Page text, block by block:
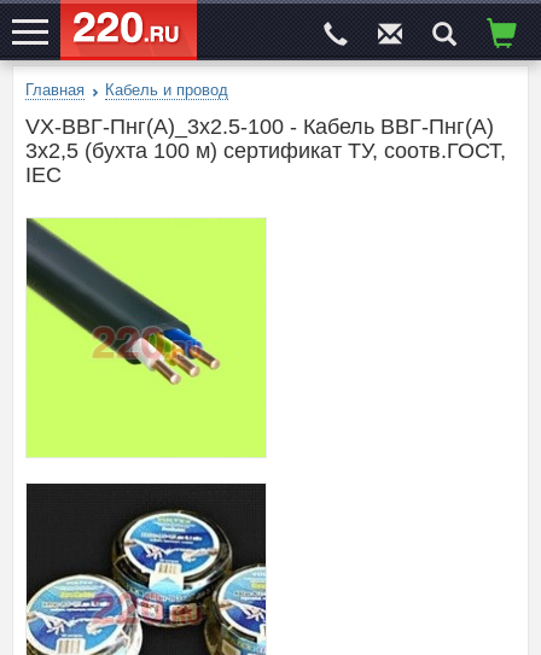
ЭЛЕКТРОСАЙТ№1
Главная Кабель и провод
VX-ВВГ-Пнг(А)_3х2.5-100 - Кабель ВВГ-Пнг(А)
3х2,5 (бухта 100 м) сертификат ТУ, соотв.ГОСТ,
IEC